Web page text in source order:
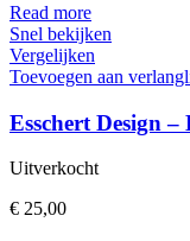
Read more
Snel bekijken
Vergelijken
Toevoegen aan
Esschert Design
Uitverkocht
€ 25,00